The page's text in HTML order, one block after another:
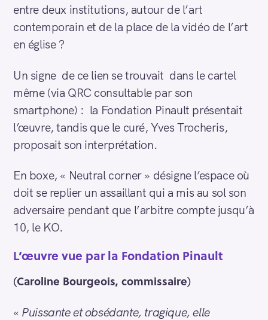
entre deux institutions, autour de l’art
contemporain et de la place de la vidéo de l’art
en église ?
Un signe de ce lien se trouvait dans le cartel
même (via QRC consultable par son
smartphone) : la Fondation Pinault présentait
l’œuvre, tandis que le curé, Yves Trocheris,
proposait son interprétation.
En boxe, « Neutral corner » désigne l’espace où
doit se replier un assaillant qui a mis au sol son
adversaire pendant que l’arbitre compte jusqu’à
10, le KO.
L’œuvre vue par la Fondation Pinault
(Caroline Bourgeois, commissaire)
« Puissante et obsédante, tragique, elle